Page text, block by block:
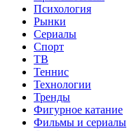
Психология
Рынки
Сериалы
Спорт
ТВ
Теннис
Технологии
Тренды
Фигурное катание
Фильмы и сериалы